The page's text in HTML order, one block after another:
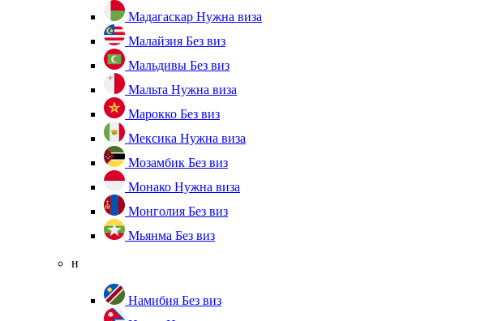
Мадагаскар Нужна виза
Малайзия Без виз
Мальдивы Без виз
Мальта Нужна виза
Марокко Без виз
Мексика Нужна виза
Мозамбик Без виз
Монако Нужна виза
Монголия Без виз
Мьянма Без виз
н
Намибия Без виз